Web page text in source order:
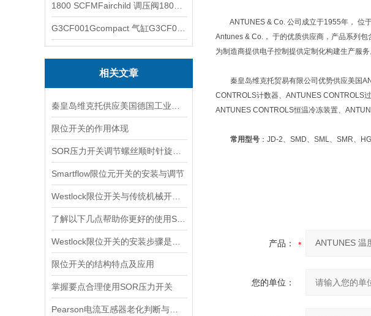
相关文章
限位开关的作用体现
Smartflow限位元开关的安装与调节
限位开关的结构特点及应用
掌握要点合理使用SOR压力开关
ANTUNES & Co. 公司成立于1955年， 位于
Antunes & Co.， 于的优质供应商，产品系列
为制造商提供电子控制提供定制化构建生产服务
秦皇岛维克托贸易有限公司优势供应美国
CONTROLS计数器、ANTUNES CONTROLS
ANTUNES CONTROLS恒温冷冻装置、
常用型号 ：JD-2、SMD、SML、SMR、
产品：
您的单位：